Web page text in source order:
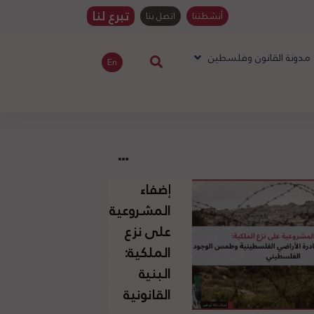
أنشطتنا اتصل بنا تبرع لنا
مدونة القانون وفلسطين En
إضفاء
المشروعية
على نزع
الملكية:
البنية
القانونية